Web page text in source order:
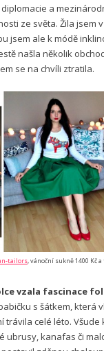
a
ze světa. Žila jsem
jsem ale k módě
našla několik
se na chvíli ztratila.
tailors, vánoční sukně 1400 Kč
vzala fascinace
s šátkem, která
trávila celé léto. Všude
ubrusy, kanafas či